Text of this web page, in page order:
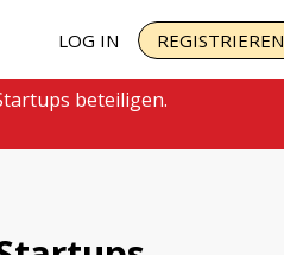
LOG IN REGISTRIEREN
beteiligen.